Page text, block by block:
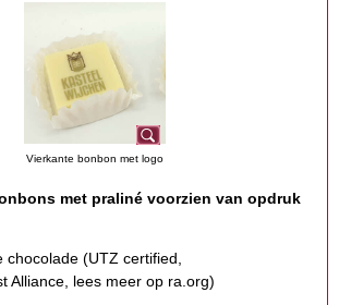
Vierkante bonbon met logo
met praliné voorzien van opdruk
chocolade (UTZ certified,
Alliance, lees meer op ra.org)